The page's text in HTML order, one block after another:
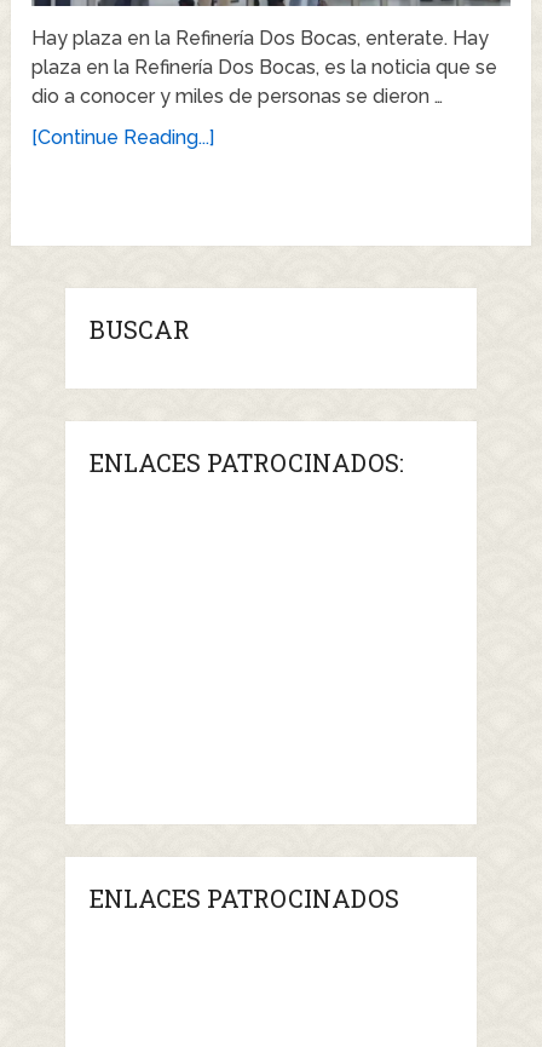
Hay plaza en la Refinería Dos Bocas, enterate. Hay
plaza en la Refinería Dos Bocas, es la noticia que se
dio a conocer y miles de personas se dieron …
[Continue Reading...]
BUSCAR
ENLACES PATROCINADOS:
ENLACES PATROCINADOS